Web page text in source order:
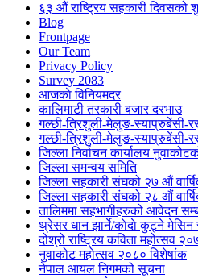
६३ औं राष्ट्रिय सहकारी दिवसको
Blog
Frontpage
Our Team
Privacy Policy
Survey 2083
आजकाे विनियमदर
कालिमाटी तरकारी बजार दरभाउ
गल्छी-त्रिशुली-मेलुङ-स्याप्रुबेंसी-
गल्छी-त्रिशुली-मेलुङ-स्याप्रुबेंसी-
जिल्ला निर्वाचन कार्यालय
जिल्ला समन्वय समिति
जिल्ला सहकारी संघको २७ औं
जिल्ला सहकारी संघको २८ औं
तालिममा सहभागीहरुको आवेदन
थ्रेसर धान झार्ने/काेदाे कुट्ने मेसिन
दोश्रो राष्ट्रिय कविता महोत्सव
नुवाकोट महोत्सव २०८० विशेषांक
नेपाल आयल निगमको सूचना